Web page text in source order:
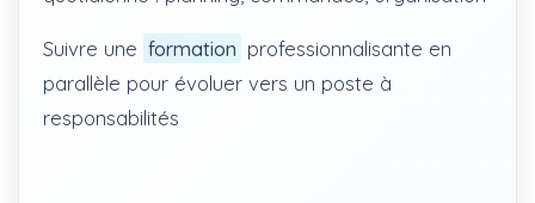
Suivre une formation professionnalisante en
parallèle pour évoluer vers un poste à
responsabilités